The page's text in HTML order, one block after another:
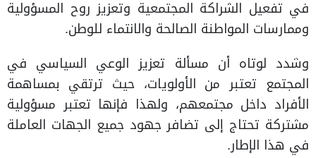
في تفعيل الشراكة المجتمعية وتعزيز روح المسؤولية
وممارسات المواطنة الصالحة والانتماء للوطن.
وشدد لوتاه أن مسألة تعزيز الوعي السياسي في
المجتمع تعتبر من الأولويات، حيث ترتقي بمساهمة
الأفراد داخل مجتمعهم، ولهذا فإنها تعتبر مسؤولية
مشتركة تحتاج إلى تضافر جهود جميع الجهات العاملة
في هذا الإطار.